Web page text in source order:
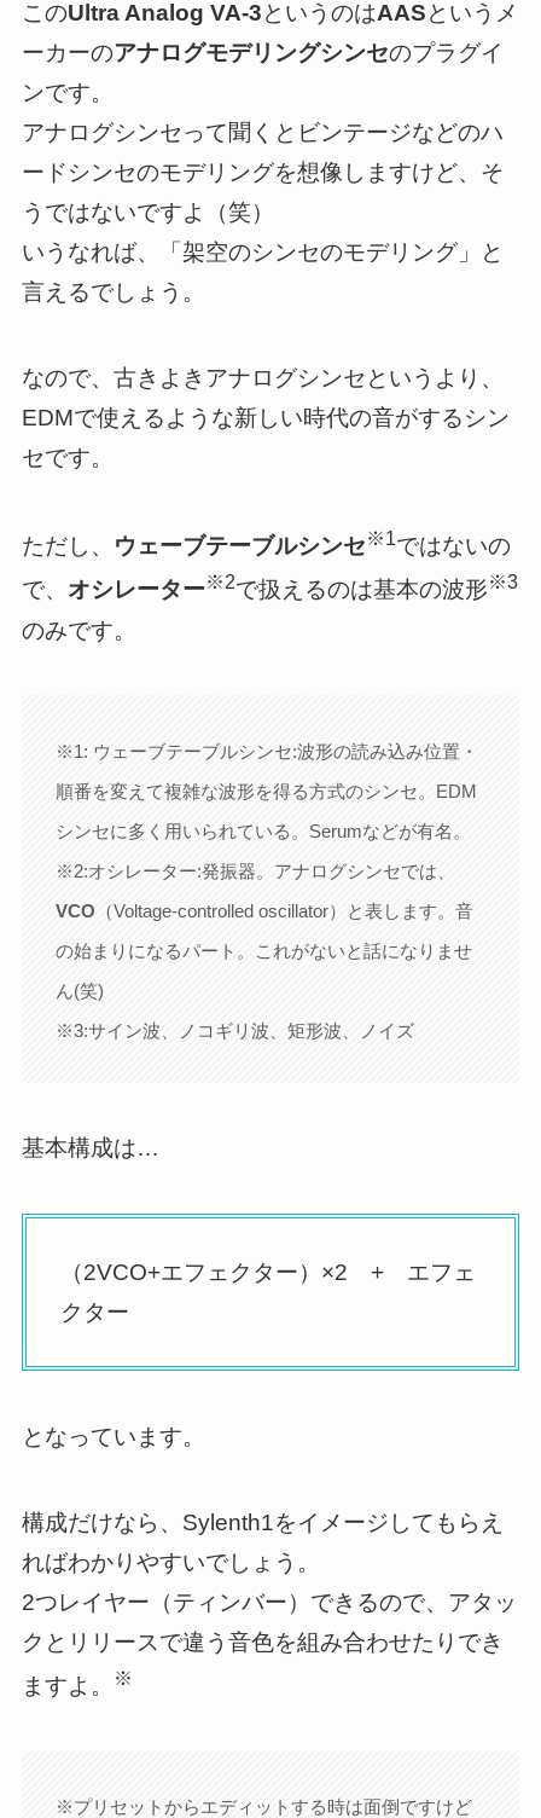
このUltra Analog VA-3というのはAASというメ
ーカーのアナログモデリングシンセのプラグイ
ンです。
アナログシンセって聞くとビンテージなどのハ
ードシンセのモデリングを想像しますけど、そ
うではないですよ（笑）
いうなれば、「架空のシンセのモデリング」と
言えるでしょう。
なので、古きよきアナログシンセというより、
EDMで使えるような新しい時代の音がするシン
セです。
ただし、 ウェーブテーブルシンセ※1ではないの
で、 オシレーター※2で扱えるのは基本の波形※3
のみです。
※1: ウェーブテーブルシンセ:波形の読み込み位置・
順番を変えて複雑な波形を得る方式のシンセ。EDM
シンセに多く用いられている。Serumなどが有名。
※2:オシレーター:発振器。アナログシンセでは、
VCO （Voltage-controlled oscillator）と表します。音
の始まりになるパート。これがないと話になりませ
ん(笑)
※3:サイン波、ノコギリ波、矩形波、ノイズ
基本構成は…
（2VCO+エフェクター）×2 + エフェ
クター
となっています。
構成だけなら、Sylenth1をイメージしてもらえ
ればわかりやすいでしょう。
2つレイヤー（ティンバー）できるので、アタッ
クとリリースで違う音色を組み合わせたりでき
ますよ。
※
※プリセットからエディットする時は面倒ですけど